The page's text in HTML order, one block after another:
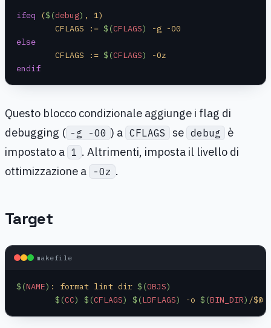
ifeq ($(debug) , 1)
	CFLAGS :=
$(CFLAGS)
-g -O0
else
	CFLAGS :=
$(CFLAGS)
-Oz
endif
Questo blocco condizionale aggiunge i flag di
debugging ( -g -O0 ) a CFLAGS se debug
è
impostato a 1 . Altrimenti, imposta il livello di
ottimizzazione a
-Oz .
Target
makefile
$(NAME) : format lint dir $(OBJS)
	$(
CC) $(CFLAGS) $(LDFLAGS) -o $(BIN_DIR) /$@